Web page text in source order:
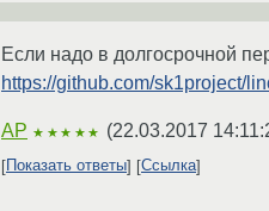
Если надо в долгосрочной
https://github.com/sk1project/
AP ★★★★★ (22.03.2017
Показать ответы Ссылка